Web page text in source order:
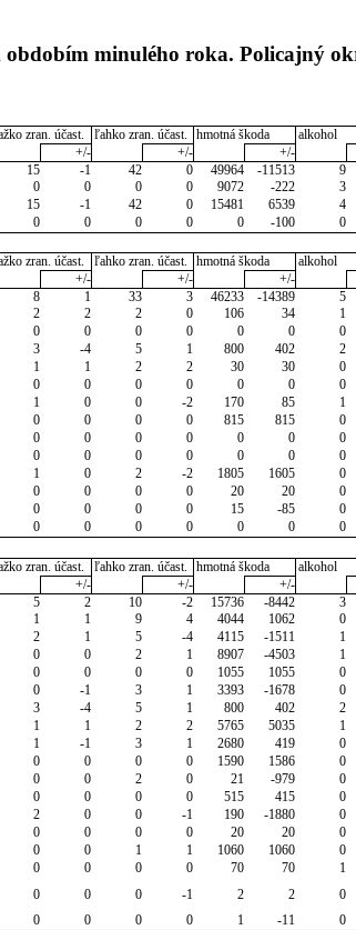
minulého roka. Policajný
zran. účast. ľahko zran. účast. hmotná škoda alkohol
+/- +/- +/-
15 -1 42 0 49964 -11513 9
0 0 0 0 9072 -222 3
15 -1 42 0 15481 6539 4
0 0 0 0 0 -100 0
zran. účast. ľahko zran. účast. hmotná škoda alkohol
+/- +/- +/-
8 1 33 3 46233 -14389 5
2 2 2 0 106 34 1
0 0 0 0 0 0 0
3 -4 5 1 800 402 2
1 1 2 2 30 30 0
0 0 0 0 0 0 0
1 0 0 -2 170 85 1
0 0 0 0 815 815 0
0 0 0 0 0 0 0
0 0 0 0 0 0 0
1 0 2 -2 1805 1605 0
0 0 0 0 20 20 0
0 0 0 0 15 -85 0
0 0 0 0 0 0 0
zran. účast. ľahko zran. účast. hmotná škoda alkohol
+/- +/- +/-
5 2 10 -2 15736 -8442 3
1 1 9 4 4044 1062 0
2 1 5 -4 4115 -1511 1
0 0 2 1 8907 -4503 1
0 0 0 0 1055 1055 0
0 -1 3 1 3393 -1678 0
3 -4 5 1 800 402 2
1 1 2 2 5765 5035 1
1 -1 3 1 2680 419 0
0 0 0 0 1590 1586 0
0 0 2 0 21 -979 0
0 0 0 0 515 415 0
2 0 0 -1 190 -1880 0
0 0 0 0 20 20 0
0 0 1 1 1060 1060 0
0 0 0 0 70 70 1
0 0 0 -1 2 2 0
0 0 0 0 1 -11 0